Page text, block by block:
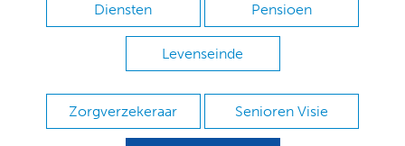
Diensten Pensioen
Levenseinde
Zorgverzekeraar Senioren Visie